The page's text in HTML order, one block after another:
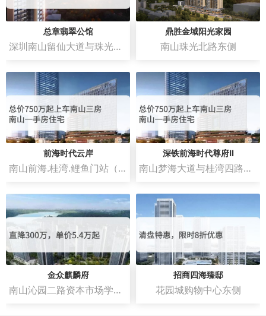
总章翡翠公馆
深圳南山留仙大道与珠光北路交汇处
鼎胜金域阳光家园
南山珠光北路东侧
前海时代云岸
南山前海.桂湾.鲤鱼门站（深铁春泉文化艺术中心）
深铁前海时代尊府Ⅱ
南山梦海大道与桂湾四路交汇处东南角
金众麒麟府
南山沁园二路资本市场学院南侧
招商四海臻邸
花园城购物中心东侧